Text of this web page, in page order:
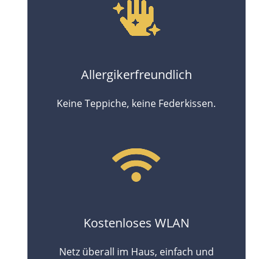
Allergikerfreundlich
Keine Teppiche, keine Federkissen.
Kostenloses WLAN
Netz überall im Haus, einfach und